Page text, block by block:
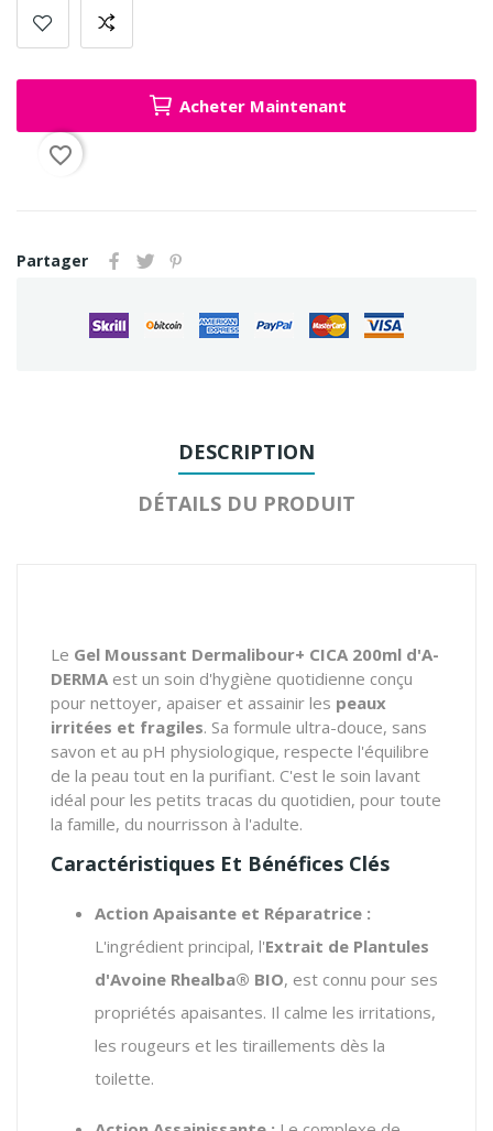
Acheter Maintenant
favorite_border
Partager
DESCRIPTION
DÉTAILS DU PRODUIT
Le Gel Moussant Dermalibour+ CICA 200ml d'A-
DERMA est un soin d'hygiène quotidienne conçu
pour nettoyer, apaiser et assainir les peaux
irritées et fragiles. Sa formule ultra-douce, sans
savon et au pH physiologique, respecte l'équilibre
de la peau tout en la purifiant. C'est le soin lavant
idéal pour les petits tracas du quotidien, pour toute
la famille, du nourrisson à l'adulte.
Caractéristiques Et Bénéfices Clés
Action Apaisante et Réparatrice :
L'ingrédient principal, l'Extrait de Plantules
d'Avoine Rhealba® BIO, est connu pour ses
propriétés apaisantes. Il calme les irritations,
les rougeurs et les tiraillements dès la
toilette.